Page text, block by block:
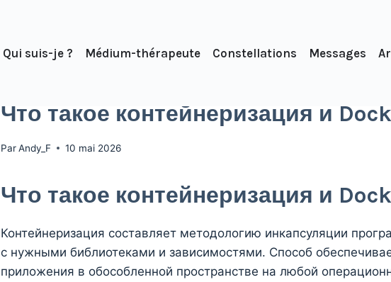
Qui suis-je ? Médium-thérapeute Constellations Messages
Что такое контейнеризация и
ParAndy_F 10 mai 2026
Что такое контейнеризация и
Контейнеризация составляет методологию инкапсуляции
с нужными библиотеками и зависимостями. Способ
приложения в обособленной пространстве на любой